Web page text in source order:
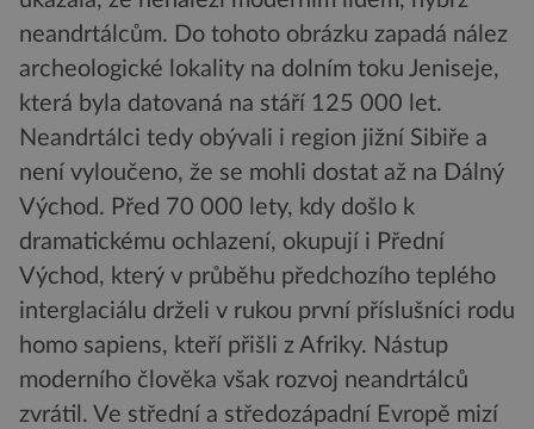
neandrtálcům. Do tohoto obrázku zapadá nález
archeologické lokality na dolním toku Jeniseje,
která byla datovaná na stáří 125 000 let.
Neandrtálci tedy obývali i region jižní Sibiře a
není vyloučeno, že se mohli dostat až na Dálný
Východ. Před 70 000 lety, kdy došlo k
dramatickému ochlazení, okupují i Přední
Východ, který v průběhu předchozího teplého
interglaciálu drželi v rukou první příslušníci rodu
homo sapiens, kteří přišli z Afriky. Nástup
moderního člověka však rozvoj neandrtálců
zvrátil. Ve střední a středozápadní Evropě mizí